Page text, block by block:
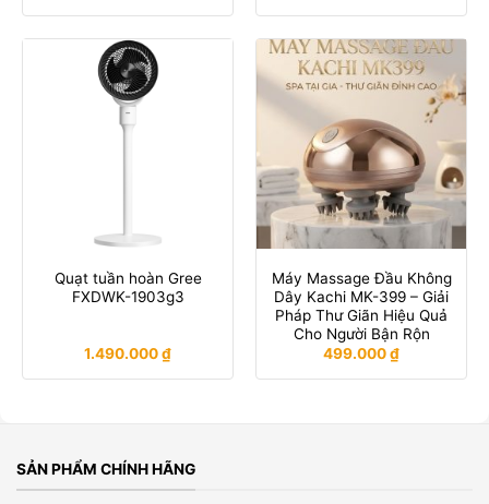
Quạt tuần hoàn Gree
FXDWK-1903g3
1.490.000₫
Máy Massage Đầu Không
Dây Kachi MK-399 – Giải
Pháp Thư Giãn Hiệu Quả
Cho Người Bận Rộn
499.000₫
SẢN PHẨM CHÍNH HÃNG